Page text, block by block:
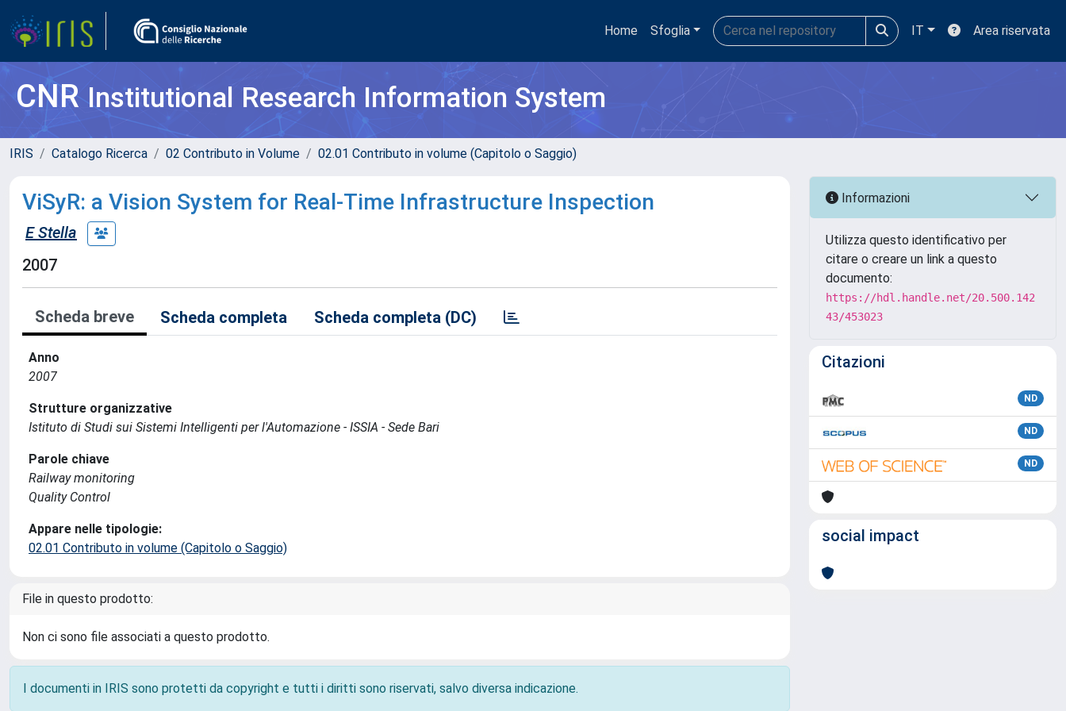
Home Sfoglia IT Area riservata
CNRInstitutional Research Information System
IRIS Catalogo Ricerca 02 Contributo in Volume 02.01 Contributo in volume (Capitolo o Saggio)
ViSyR: a Vision System for Real-Time Infrastructure Inspection
E Stella
2007
Scheda breve Scheda completa Scheda completa (DC)
Anno
2007
Strutture organizzative
Istituto di Studi sui Sistemi Intelligenti per l'Automazione - ISSIA - Sede Bari
Parole chiave
Railway monitoring
Quality Control
Appare nelle tipologie:
02.01 Contributo in volume (Capitolo o Saggio)
File in questo prodotto:
Non ci sono file associati a questo prodotto.
I documenti in IRIS sono protetti da copyright e tutti i diritti sono riservati, salvo diversa indicazione.
Informazioni
Utilizza questo identificativo per
citare o creare un link a questo
documento:
https://hdl.handle.net/20.500.142
43/453023
Citazioni
ND
ND
ND
social impact